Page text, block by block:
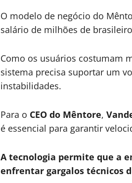
O modelo de negócio do
salário de milhões de
Como os usuários costumam
sistema precisa suportar um
instabilidades.
Para o CEO do Mêntore,
é essencial para garantir
A tecnologia permite que a
enfrentar gargalos técnicos